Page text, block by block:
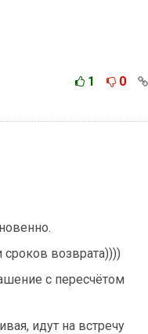
1 0
возврата))))
с пересчётом
идут на встречу